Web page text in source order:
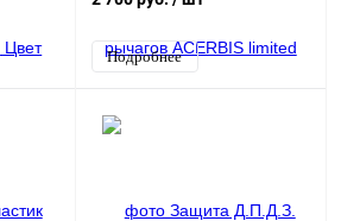
Подробнее